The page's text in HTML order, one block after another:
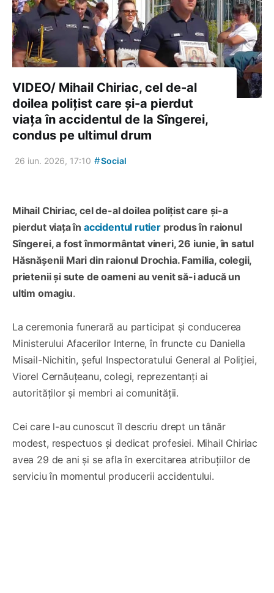
VIDEO/ Mihail Chiriac, cel de-al
doilea polițist care și-a pierdut
viața în accidentul de la Sîngerei,
condus pe ultimul drum
26 iun. 2026, 17:10 #Social
Mihail Chiriac, cel de-al doilea polițist care și-a
pierdut viața în accidentul rutier produs în raionul
Sîngerei, a fost înmormântat vineri, 26 iunie, în satul
Hăsnășenii Mari din raionul Drochia. Familia, colegii,
prietenii și sute de oameni au venit să-i aducă un
ultim omagiu.
La ceremonia funerară au participat și conducerea
Ministerului Afacerilor Interne, în fruncte cu Daniella
Misail-Nichitin, șeful Inspectoratului General al Poliției,
Viorel Cernăuțeanu, colegi, reprezentanți ai
autorităților și membri ai comunității.
Cei care l-au cunoscut îl descriu drept un tânăr
modest, respectuos și dedicat profesiei. Mihail Chiriac
avea 29 de ani și se afla în exercitarea atribuțiilor de
serviciu în momentul producerii accidentului.